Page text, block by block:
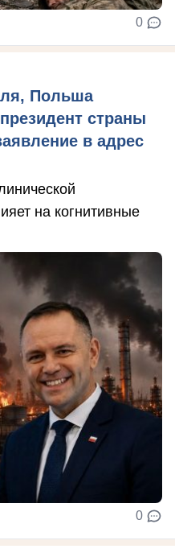
0
Польша
страны
в адрес
на когнитивные
0